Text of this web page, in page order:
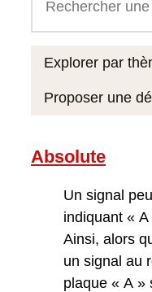
Explorer par
Proposer une
Absolute
Un signal
indiquant «
Ainsi, alors
un signal au
plaque « A »